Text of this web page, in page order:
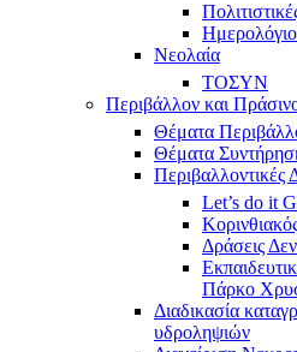
Νεολαία
ΤΟΣΥΝ
Περιβάλλον και
Θέματα
Θέματα
Περιβαλλοντικές
Let’s do it
Δράσεις
Πάρκο
Διαδικασία
υδροληψιών